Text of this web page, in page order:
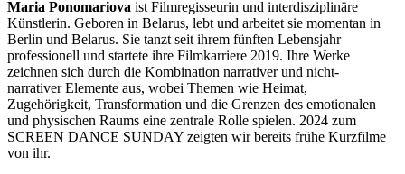
Maria Ponomariova ist Filmregisseurin und interdisziplinäre
Künstlerin. Geboren in Belarus, lebt und arbeitet sie momentan in
Berlin und Belarus. Sie tanzt seit ihrem fünften Lebensjahr
professionell und startete ihre Filmkarriere 2019. Ihre Werke
zeichnen sich durch die Kombination narrativer und nicht-
narrativer Elemente aus, wobei Themen wie Heimat,
Zugehörigkeit, Transformation und die Grenzen des emotionalen
und physischen Raums eine zentrale Rolle spielen. 2024 zum
SCREEN DANCE SUNDAY zeigten wir bereits frühe Kurzfilme
von ihr.